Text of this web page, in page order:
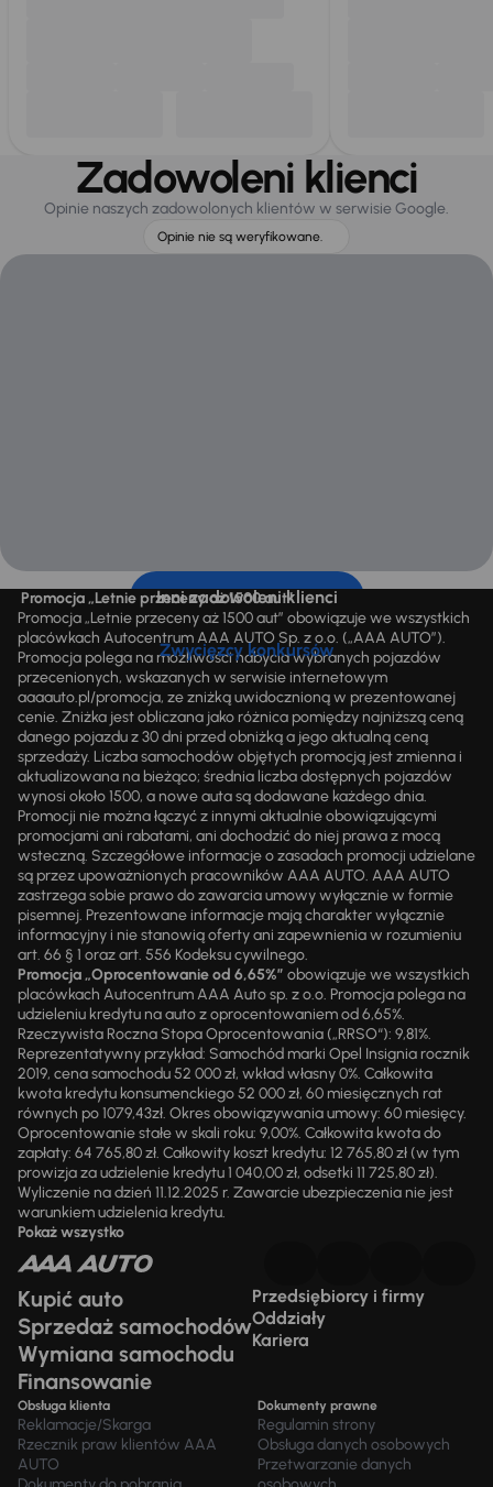
Zadowoleni klienci
Opinie naszych zadowolonych klientów w serwisie Google.
Opinie nie są weryfikowane.
Inni zadowoleni klienci
Zwycięzcy konkursów
Promocja „Letnie przeceny aż 1500 aut”
Promocja „Letnie przeceny aż 1500 aut” obowiązuje we wszystkich
placówkach Autocentrum AAA AUTO Sp. z o.o. („AAA AUTO”).
Promocja polega na możliwości nabycia wybranych pojazdów
przecenionych, wskazanych w serwisie internetowym
aaaauto.pl/promocja, ze zniżką uwidocznioną w prezentowanej
cenie. Zniżka jest obliczana jako różnica pomiędzy najniższą ceną
danego pojazdu z 30 dni przed obniżką a jego aktualną ceną
sprzedaży. Liczba samochodów objętych promocją jest zmienna i
aktualizowana na bieżąco; średnia liczba dostępnych pojazdów
wynosi około 1500, a nowe auta są dodawane każdego dnia.
Promocji nie można łączyć z innymi aktualnie obowiązującymi
promocjami ani rabatami, ani dochodzić do niej prawa z mocą
wsteczną. Szczegółowe informacje o zasadach promocji udzielane
są przez upoważnionych pracowników AAA AUTO. AAA AUTO
zastrzega sobie prawo do zawarcia umowy wyłącznie w formie
pisemnej. Prezentowane informacje mają charakter wyłącznie
informacyjny i nie stanowią oferty ani zapewnienia w rozumieniu
art. 66 § 1 oraz art. 556 Kodeksu cywilnego.
Promocja „Oprocentowanie od 6,65%” obowiązuje we wszystkich
placówkach Autocentrum AAA Auto sp. z o.o. Promocja polega na
udzieleniu kredytu na auto z oprocentowaniem od 6,65%.
Rzeczywista Roczna Stopa Oprocentowania („RRSO“): 9,81%.
Reprezentatywny przykład: Samochód marki Opel Insignia rocznik
2019, cena samochodu 52 000 zł, wkład własny 0%. Całkowita
kwota kredytu konsumenckiego 52 000 zł, 60 miesięcznych rat
równych po 1079,43zł. Okres obowiązywania umowy: 60 miesięcy.
Oprocentowanie stałe w skali roku: 9,00%. Całkowita kwota do
zapłaty: 64 765,80 zł. Całkowity koszt kredytu: 12 765,80 zł (w tym
prowizja za udzielenie kredytu 1 040,00 zł, odsetki 11 725,80 zł).
Wyliczenie na dzień 11.12.2025 r. Zawarcie ubezpieczenia nie jest
warunkiem udzielenia kredytu.
Pokaż wszystko
Kupić auto
Sprzedaż samochodów
Wymiana samochodu
Finansowanie
Przedsiębiorcy i firmy
Oddziały
Kariera
Obsługa klienta
Reklamacje/Skarga
Rzecznik praw klientów AAA
AUTO
Dokumenty prawne
Regulamin strony
Obsługa danych osobowych
Przetwarzanie danych